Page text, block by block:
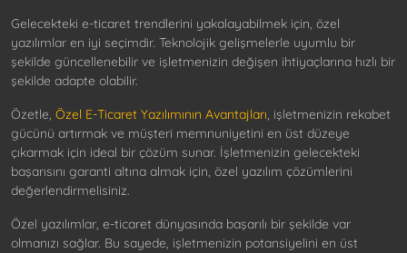
Gelecekteki e-ticaret trendlerini yakalayabilmek için, özel
yazılımlar en iyi seçimdir. Teknolojik gelişmelerle uyumlu bir
şekilde güncellenebilir ve işletmenizin değişen ihtiyaçlarına hızlı bir
şekilde adapte olabilir.
Özetle, Özel E-Ticaret Yazılımının Avantajları, işletmenizin rekabet
gücünü artırmak ve müşteri memnuniyetini en üst düzeye
çıkarmak için ideal bir çözüm sunar. İşletmenizin gelecekteki
başarısını garanti altına almak için, özel yazılım çözümlerini
değerlendirmelisiniz.
Özel yazılımlar, e-ticaret dünyasında başarılı bir şekilde var
olmanızı sağlar. Bu sayede, işletmenizin potansiyelini en üst